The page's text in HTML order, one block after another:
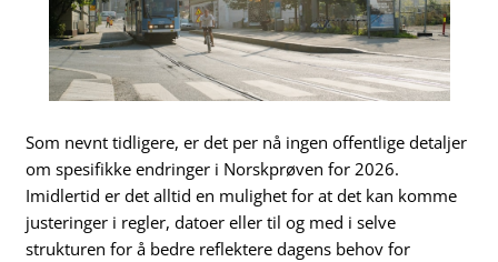
Som nevnt tidligere, er det per nå ingen offentlige detaljer
om spesifikke endringer i Norskprøven for 2026.
Imidlertid er det alltid en mulighet for at det kan komme
justeringer i regler, datoer eller til og med i selve
strukturen for å bedre reflektere dagens behov for